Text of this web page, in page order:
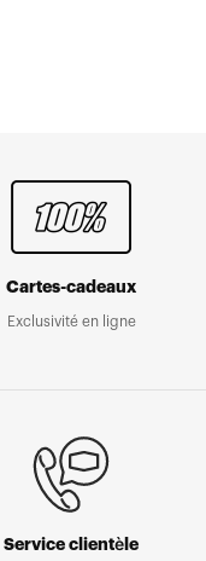
Cartes-cadeaux
Exclusivité en ligne
Service clientèle